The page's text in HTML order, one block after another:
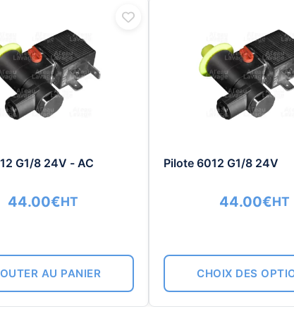
G1/8 24V - AC
44.00€HT
AU PANIER
Pilote 6012 G1/8 24V
44.00€HT
CHOIX DES
produit
a
Les
sur
du